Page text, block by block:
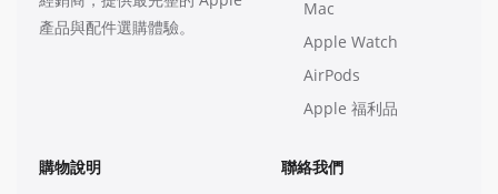
產品與配件選購體驗。
Mac
Apple Watch
AirPods
Apple 福利品
購物說明 聯絡我們